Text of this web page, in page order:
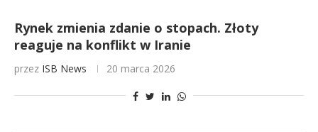
Rynek zmienia zdanie o stopach. Złoty
reaguje na konflikt w Iranie
przez ISB News 20 marca 2026